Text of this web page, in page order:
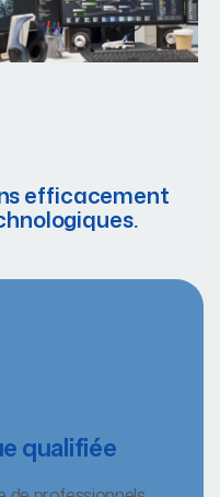
efficacement
qualifiée